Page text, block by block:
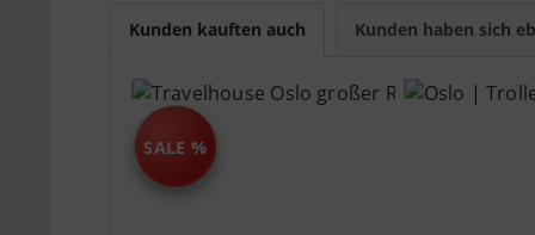
Hauptfarbe:
Rot
Marke:
Serie:
Kunden kauften auch Kunden haben sich
SALE %